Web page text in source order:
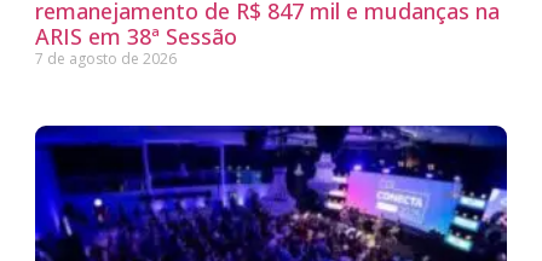
remanejamento de R$ 847 mil e mudanças na
ARIS em 38ª Sessão
7 de agosto de 2026